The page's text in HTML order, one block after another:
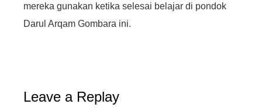
mereka gunakan ketika selesai belajar di pondok
Darul Arqam Gombara ini.
Leave a Replay